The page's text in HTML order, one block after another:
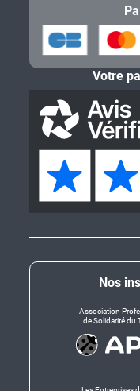
Nos
Association
de Solidarité du
Votre